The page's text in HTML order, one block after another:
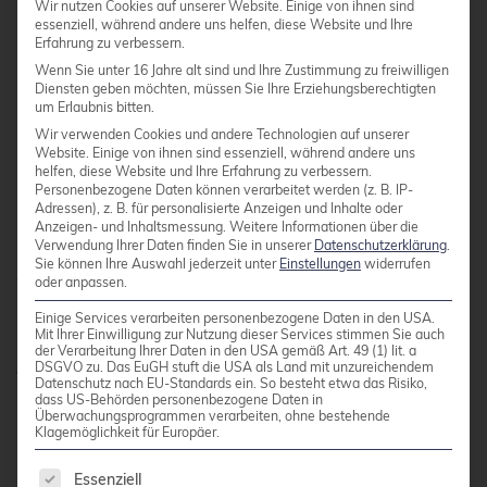
Community-Unterstützung verlassen und
benötigen professionelle Support-Verträge.
Sicherheitsupdates und Patches erfordern oft
manuelle Intervention und Tests. Während
automatische Updates verfügbar sind,
bevorzugen Unternehmen häufig kontrollierte
Update-Zyklen, was zusätzlichen
Administrationsaufwand bedeutet.
Dokumentation und Wissensbasis sind oft
technisch orientiert und setzen Linux®-
Erfahrung voraus. Dies erschwert die
Problemlösung für weniger erfahrene IT-Teams
und verlängert die Zeit bis zur Problemlösung.
Wir nutzen Cookies auf unserer Website. Einige von ihnen sind
essenziell, während andere uns helfen, diese Website und Ihre
Erfahrung zu verbessern.
Wenn Sie unter 16 Jahre alt sind und Ihre Zustimmung zu freiwilligen
Diensten geben möchten, müssen Sie Ihre Erziehungsberechtigten
um Erlaubnis bitten.
Wir verwenden Cookies und andere Technologien auf unserer
Website. Einige von ihnen sind essenziell, während andere uns
helfen, diese Website und Ihre Erfahrung zu verbessern.
Personenbezogene Daten können verarbeitet werden (z. B. IP-
Adressen), z. B. für personalisierte Anzeigen und Inhalte oder
Anzeigen- und Inhaltsmessung. Weitere Informationen über die
Verwendung Ihrer Daten finden Sie in unserer Datenschutzerklärung
Sie können Ihre Auswahl jederzeit unter Einstellungen widerrufen
oder anpassen.
Einige Services verarbeiten personenbezogene Daten in den USA.
Mit Ihrer Einwilligung zur Nutzung dieser Services stimmen Sie auch
der Verarbeitung Ihrer Daten in den USA gemäß Art. 49 (1) lit. a
DSGVO zu. Das EuGH stuft die USA als Land mit unzureichendem
Datenschutz nach EU-Standards ein. So besteht etwa das Risiko,
dass US-Behörden personenbezogene Daten in
Überwachungsprogrammen verarbeiten, ohne bestehende
Klagemöglichkeit für Europäer.
Es folgt eine Liste der Service-Gruppen, für die
Essenziell